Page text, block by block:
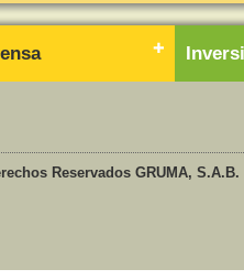
Reservados GRUMA, S.A.B.